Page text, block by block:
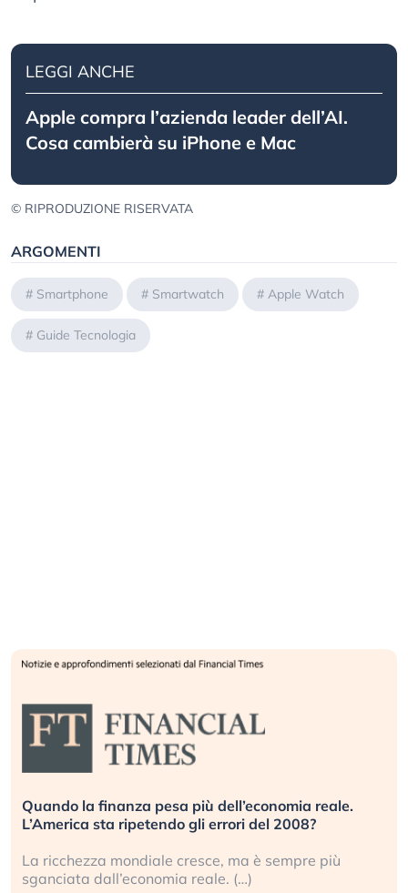
LEGGI ANCHE
Apple compra l’azienda leader dell’AI.
Cosa cambierà su iPhone e Mac
© RIPRODUZIONE RISERVATA
ARGOMENTI
# Smartphone # Smartwatch # Apple Watch
# Guide Tecnologia
Quando la finanza pesa più dell’economia reale.
L’America sta ripetendo gli errori del 2008?
La ricchezza mondiale cresce, ma è sempre più
sganciata dall’economia reale. (…)